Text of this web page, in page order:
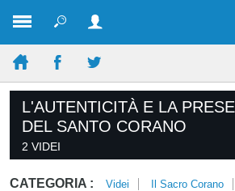
L'AUTENTICITÀ E LA
DEL SANTO CORANO
2 VIDEI
CATEGORIA : Videi Il Sacro Corano